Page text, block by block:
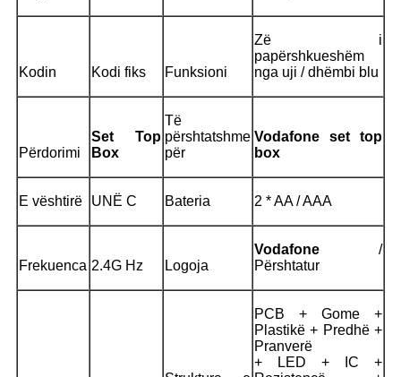
Kodin Kodi fiks Funksioni
Zë i
papërshkueshëm
nga uji / dhëmbi blu
Përdorimi
Set Top
Box
Të
përshtatshme
për
Vodafone set top
box
E vështirë UNË C Bateria 2 * AA / AAA
Frekuenca 2.4G Hz Logoja
Vodafone /
Përshtatur
PCB + Gome +
Plastikë + Predhë +
Pranverë
+ LED + IC +